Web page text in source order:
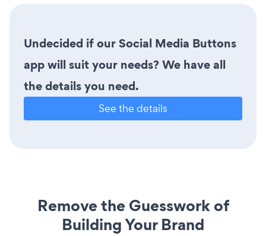
Undecided if our Social Media Buttons
app will suit your needs? We have all
the details you need.
See the details
Remove the Guesswork of
Building Your Brand